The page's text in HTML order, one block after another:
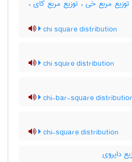
مربع خی ، توزیع مربع کای ،
chi square distribution
chi squire distribution
chi-bar-square
chi-square distribution
دایروی